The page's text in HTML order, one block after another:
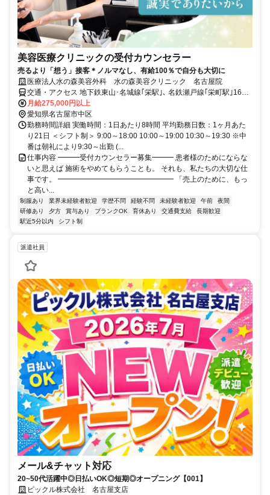
美容医療クリニックの受付カウンセラー
売るより「想う」接客＊ノルマなし、有給100％で自分も大切に
医療法人水の森美容外科 水の森美容クリニック 名古屋院
交通・アクセス 地下鉄東山･名城線｢栄駅｣､ 名鉄瀬戸線｢栄町駅｣16番
出口より徒歩約5分 ★ラシック､カフェ･ド･クリエ隣接
月給275,000円以上
愛知県名古屋市中区
勤務時間詳細 実働時間：1日あたり8時間 平均勤務日数：1ヶ月あた
り21日 ＜シフト制＞ 9:00～18:00 10:00～19:00 10:30～19:30 ※中
番は朝礼により9:30～出勤 (...
仕事内容 ━━━受付カウンセラー募集━━━ 患者様のためにならな
いと思えば 施術をやめてもらうことも。 それも、私たちの大切な仕
事です。 ━━━━━━━━━━━━━━━━ 「売上のために、もっ
と高い...
制服あり 業界未経験者歓迎 学歴不問 経験不問 未経験者歓迎 午前
夜間
研修あり
夕方 賞与あり ブランクOK 育休あり 交通費支給
長期歓迎
駅近5分以内
シフト制
派遣社員
メール&チャット対応
20~50代活躍中◎日払いOK◎短期◎オープニング【001】
ピックル株式会社 名古屋支店